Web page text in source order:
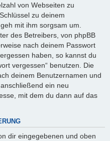
von Webseiten zu
zu deinem
mit ihm sorgsam um.
des Betreibers, von phpBB
nach deinem Passwort
haben, so kannst du
vergessen“ benutzen. Die
deinem Benutzernamen und
ein neu
mit dem du dann auf das
dir eingegebenen und oben